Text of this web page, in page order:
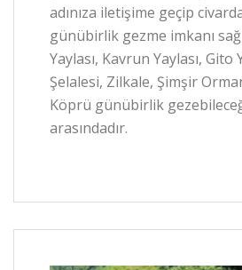
adınıza iletişime geçip
günübirlik gezme imkanı
Yaylası, Kavrun Yaylası, Gito
Şelalesi, Zilkale, Şimşir
Köprü günübirlik
arasındadır.